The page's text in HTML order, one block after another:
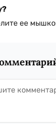
ее